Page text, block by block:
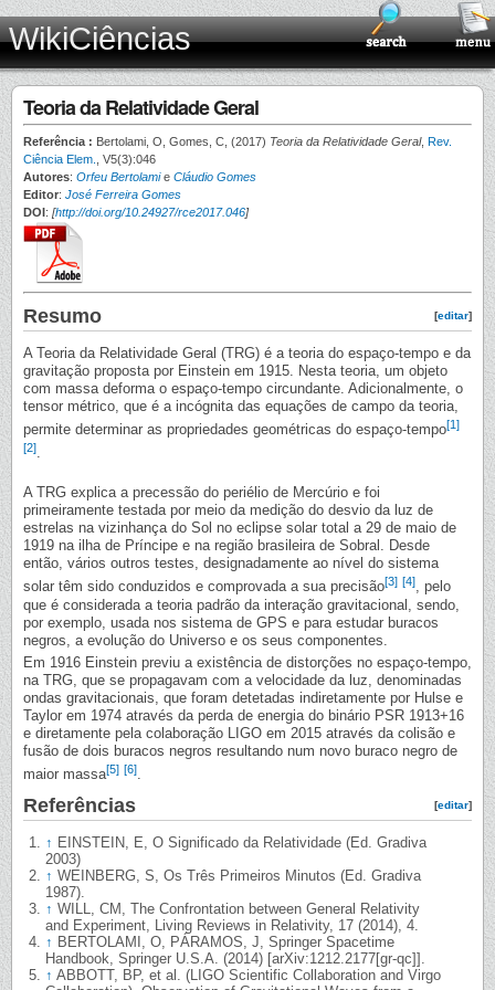
WikiCiências
Teoria da Relatividade Geral
Referência : Bertolami, O, Gomes, C, (2017) Teoria da Relatividade Geral, Rev.
Ciência Elem.
, V5(3):046
Autores: Orfeu Bertolamie Cláudio Gomes
Editor: José Ferreira Gomes
DOI: [http://doi.org/10.24927/rce2017.046]
[editar]
Resumo
A Teoria da Relatividade Geral (TRG) é a teoria do espaço-tempo e da
gravitação proposta por Einstein em 1915. Nesta teoria, um objeto
com massa deforma o espaço-tempo circundante. Adicionalmente, o
tensor métrico, que é a incógnita das equações de campo da teoria,
permite determinar as propriedades geométricas do espaço-tempo[1]
[2].
A TRG explica a precessão do periélio de Mercúrio e foi
primeiramente testada por meio da medição do desvio da luz de
estrelas na vizinhança do Sol no eclipse solar total a 29 de maio de
1919 na ilha de Príncipe e na região brasileira de Sobral. Desde
então, vários outros testes, designadamente ao nível do sistema
solar têm sido conduzidos e comprovada a sua precisão[3] [4], pelo
que é considerada a teoria padrão da interação gravitacional, sendo,
por exemplo, usada nos sistema de GPS e para estudar buracos
negros, a evolução do Universo e os seus componentes.
Em 1916 Einstein previu a existência de distorções no espaço-tempo,
na TRG, que se propagavam com a velocidade da luz, denominadas
ondas gravitacionais, que foram detetadas indiretamente por Hulse e
Taylor em 1974 através da perda de energia do binário PSR 1913+16
e diretamente pela colaboração LIGO em 2015 através da colisão e
fusão de dois buracos negros resultando num novo buraco negro de
maior massa[5] [6].
[editar]
Referências
↑ EINSTEIN, E, O Significado da Relatividade (Ed. Gradiva
2003)
↑ WEINBERG, S, Os Três Primeiros Minutos (Ed. Gradiva
1987).
↑ WILL, CM, The Confrontation between General Relativity
and Experiment, Living Reviews in Relativity, 17 (2014), 4.
↑ BERTOLAMI, O, PÁRAMOS, J, Springer Spacetime
Handbook, Springer U.S.A. (2014) [arXiv:1212.2177[gr-qc]].
↑ ABBOTT, BP, et al. (LIGO Scientific Collaboration and Virgo